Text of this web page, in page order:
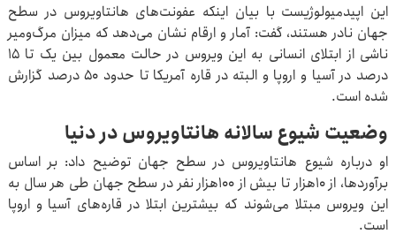
این اپیدمیولوژیست با بیان اینکه عفونت‌های هانتاویروس در سطح
جهان نادر هستند، گفت: آمار و ارقام نشان می‌دهد که میزان مرگ‌ومیر
ناشی از ابتلای انسانی به این ویروس در حالت معمول بین یک تا ۱۵
درصد در آسیا و اروپا و البته در قاره آمریکا تا حدود ۵۰ درصد گزارش
شده است.
وضعیت شیوع سالانه هانتاویروس در دنیا
او درباره شیوع هانتاویروس در سطح جهان توضیح داد: بر اساس
برآوردها، از ۱۰هزار تا بیش از ۱۰۰هزار نفر در سطح جهان طی هر سال به
این ویروس مبتلا می‌شوند که بیشترین ابتلا در قاره‌های آسیا و اروپا
است.